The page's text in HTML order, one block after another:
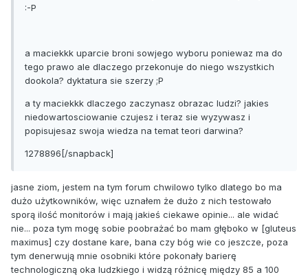
:-P
a maciekkk uparcie broni sowjego wyboru poniewaz ma do
tego prawo ale dlaczego przekonuje do niego wszystkich
dookola? dyktatura sie szerzy ;P
a ty maciekkk dlaczego zaczynasz obrazac ludzi? jakies
niedowartosciowanie czujesz i teraz sie wyzywasz i
popisujesaz swoja wiedza na temat teori darwina?
1278896[/snapback]
jasne ziom, jestem na tym forum chwilowo tylko dlatego bo ma
dużo użytkowników, więc uznałem że dużo z nich testowało
sporą ilość monitorów i mają jakieś ciekawe opinie... ale widać
nie... poza tym mogę sobie poobrażać bo mam głęboko w [gluteus
maximus] czy dostane kare, bana czy bóg wie co jeszcze, poza
tym denerwują mnie osobniki które pokonały barierę
technologiczną oka ludzkiego i widzą różnicę między 85 a 100